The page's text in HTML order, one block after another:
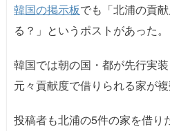
韓国の掲示板でも「北浦の貢
る？」というポストがあった。
韓国では朝の国・都が先行実
元々貢献度で借りられる家が複
投稿者も北浦の5件の家を借り